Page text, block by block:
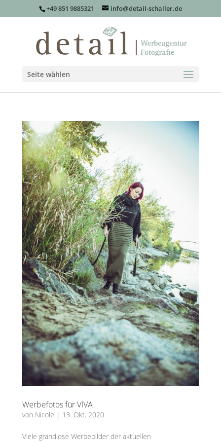
+49 851 9885321 info@detail-schaller.de
Seite wählen
Werbefotos für VIVA
von Nicole | 13. Okt. 2020
Viele grandiose Werbebilder der aktuellen